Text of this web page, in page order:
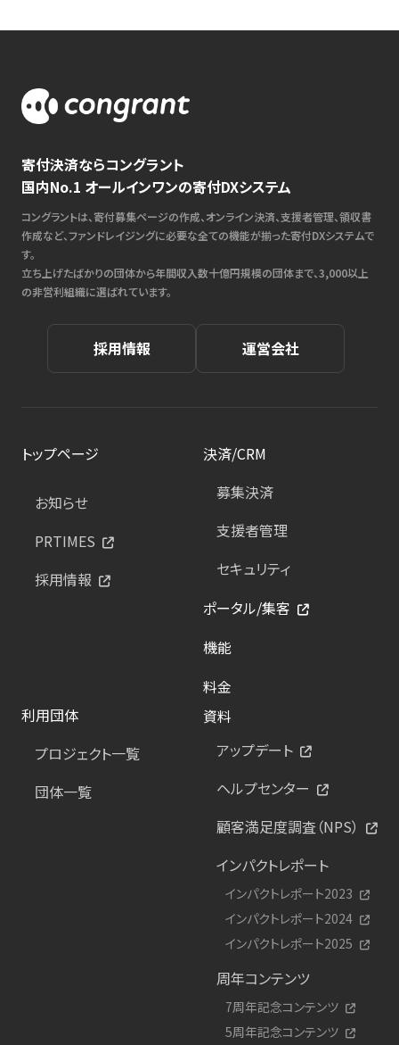
寄付決済ならコングラント
国内No.1 オールインワンの寄付DXシステム
コングラントは、寄付募集ページの作成、オンライン決済、支援者管理、領収書
作成など、ファンドレイジングに必要な全ての機能が揃った寄付DXシステムで
す。
立ち上げたばかりの団体から年間収入数十億円規模の団体まで、3,000以上
の非営利組織に選ばれています。
採用情報 運営会社
トップページ
お知らせ
PRTIMES
採用情報
決済/CRM
募集決済
支援者管理
セキュリティ
ポータル/集客
機能
料金
利用団体
プロジェクト一覧
団体一覧
資料
アップデート
ヘルプセンター
顧客満足度調査（NPS）
インパクトレポート
インパクトレポート2023
インパクトレポート2024
インパクトレポート2025
周年コンテンツ
7周年記念コンテンツ
5周年記念コンテンツ